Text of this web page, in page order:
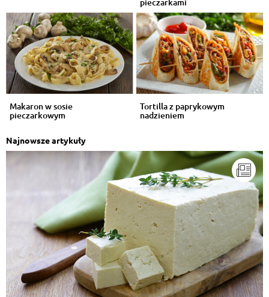
Makaron w sosie
pieczarkowym
Tortilla z paprykowym
nadzieniem
Najnowsze artykuły